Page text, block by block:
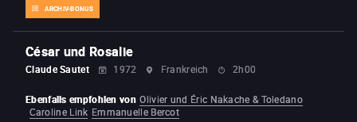
ARCHIV-BONUS
César und Rosalie
Claude Sautet 1972 Frankreich 2h00
Ebenfalls empfohlen von Olivier und Éric Nakache & Toledano
Caroline Link Emmanuelle Bercot